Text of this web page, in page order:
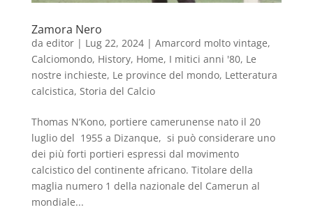
Zamora Nero
da editor| Lug 22, 2024| Amarcord molto vintage,
Calciomondo, History, Home, I mitici anni '80, Le
nostre inchieste, Le province del mondo, Letteratura
calcistica, Storia del Calcio
Thomas N’Kono, portiere camerunense nato il 20
luglio del 1955 a Dizanque, si può considerare uno
dei più forti portieri espressi dal movimento
calcistico del continente africano. Titolare della
maglia numero 1 della nazionale del Camerun al
mondiale...